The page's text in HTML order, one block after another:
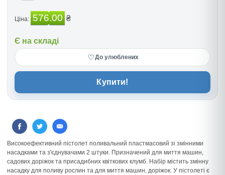
Ціна: 576.00 ₴
Є на складі
♡До улюблених
Купити!
Високоефективний пістолет поливальний пластмасовий зі змінними
насадками та з'єднувачами 2 штуки. Призначений для миття машин,
садових доріжок та присадибних квіткових клумб. Набір містить змінну
насадку для поливу рослин та для миття машин, доріжок. У пістолеті є